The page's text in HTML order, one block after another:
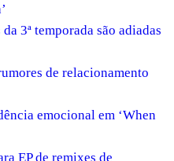
3ª temporada são adiadas
de relacionamento
emocional em ‘When
EP de remixes de